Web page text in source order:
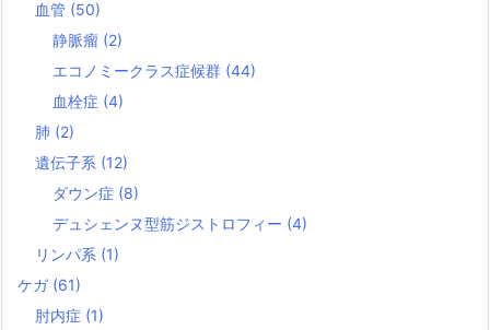
血管 (50)
静脈瘤 (2)
エコノミークラス症候群 (44)
血栓症 (4)
肺 (2)
遺伝子系 (12)
ダウン症 (8)
デュシェンヌ型筋ジストロフィー (4)
リンパ系 (1)
ケガ (61)
肘内症 (1)